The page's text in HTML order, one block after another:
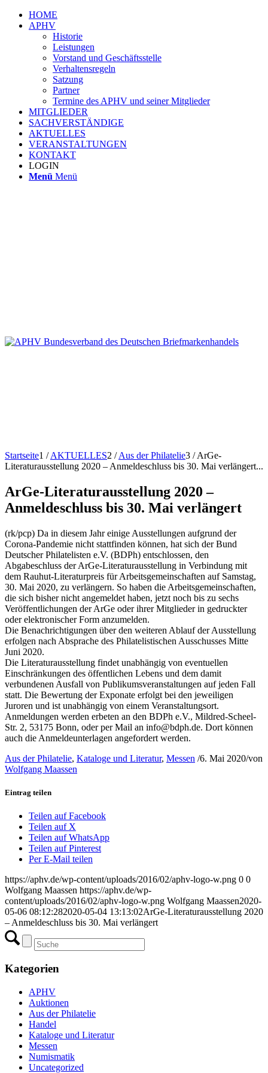
HOME
APHV
Historie
Leistungen
Vorstand und Geschäftsstelle
Verhaltensregeln
Satzung
Partner
Termine des APHV und seiner Mitglieder
MITGLIEDER
SACHVERSTÄNDIGE
AKTUELLES
VERANSTALTUNGEN
KONTAKT
LOGIN
Menü Menü
Startseite1 / AKTUELLES2 / Aus der Philatelie3 / ArGe-
Literaturausstellung 2020 – Anmeldeschluss bis 30. Mai verlängert...
ArGe-Literaturausstellung 2020 –
Anmeldeschluss bis 30. Mai verlängert
(rk/pcp) Da in diesem Jahr einige Ausstellungen aufgrund der
Corona-Pandemie nicht stattfinden können, hat sich der Bund
Deutscher Philatelisten e.V. (BDPh) entschlossen, den
Abgabeschluss der ArGe-Literaturausstellung in Verbindung mit
dem Rauhut-Literaturpreis für Arbeitsgemeinschaften auf Samstag,
30. Mai 2020, zu verlängern. So haben die Arbeitsgemeinschaften,
die sich bisher nicht angemeldet haben, jetzt noch bis zu sechs
Veröffentlichungen der ArGe oder ihrer Mitglieder in gedruckter
oder elektronischer Form anzumelden.
Die Benachrichtigungen über den weiteren Ablauf der Ausstellung
erfolgen nach Absprache des Philatelistischen Ausschusses Mitte
Juni 2020.
Die Literaturausstellung findet unabhängig von eventuellen
Einschränkungen des öffentlichen Lebens und dem damit
verbundenen Ausfall von Publikumsveranstaltungen auf jeden Fall
statt. Die Bewertung der Exponate erfolgt bei den jeweiligen
Juroren und ist unabhängig von einem Veranstaltungsort.
Anmeldungen werden erbeten an den BDPh e.V., Mildred-Scheel-
Str. 2, 53175 Bonn, oder per Mail an info@bdph.de. Dort können
auch die Anmeldeunterlagen angefordert werden.
Aus der Philatelie, Kataloge und Literatur, Messen /6. Mai 2020/von
Wolfgang Maassen
Eintrag teilen
Teilen auf Facebook
Teilen auf X
Teilen auf WhatsApp
Teilen auf Pinterest
Per E-Mail teilen
https://aphv.de/wp-content/uploads/2016/02/aphv-logo-w.png 0 0
Wolfgang Maassen https://aphv.de/wp-
content/uploads/2016/02/aphv-logo-w.png Wolfgang Maassen2020-
05-06 08:12:282020-05-04 13:13:02ArGe-Literaturausstellung 2020
– Anmeldeschluss bis 30. Mai verlängert
Kategorien
APHV
Auktionen
Aus der Philatelie
Handel
Kataloge und Literatur
Messen
Numismatik
Uncategorized